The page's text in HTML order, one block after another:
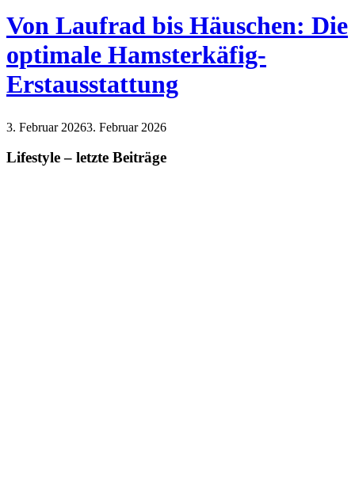
Von Laufrad bis Häuschen: Die
optimale Hamsterkäfig-
Erstausstattung
3. Februar 20263. Februar 2026
Lifestyle – letzte Beiträge